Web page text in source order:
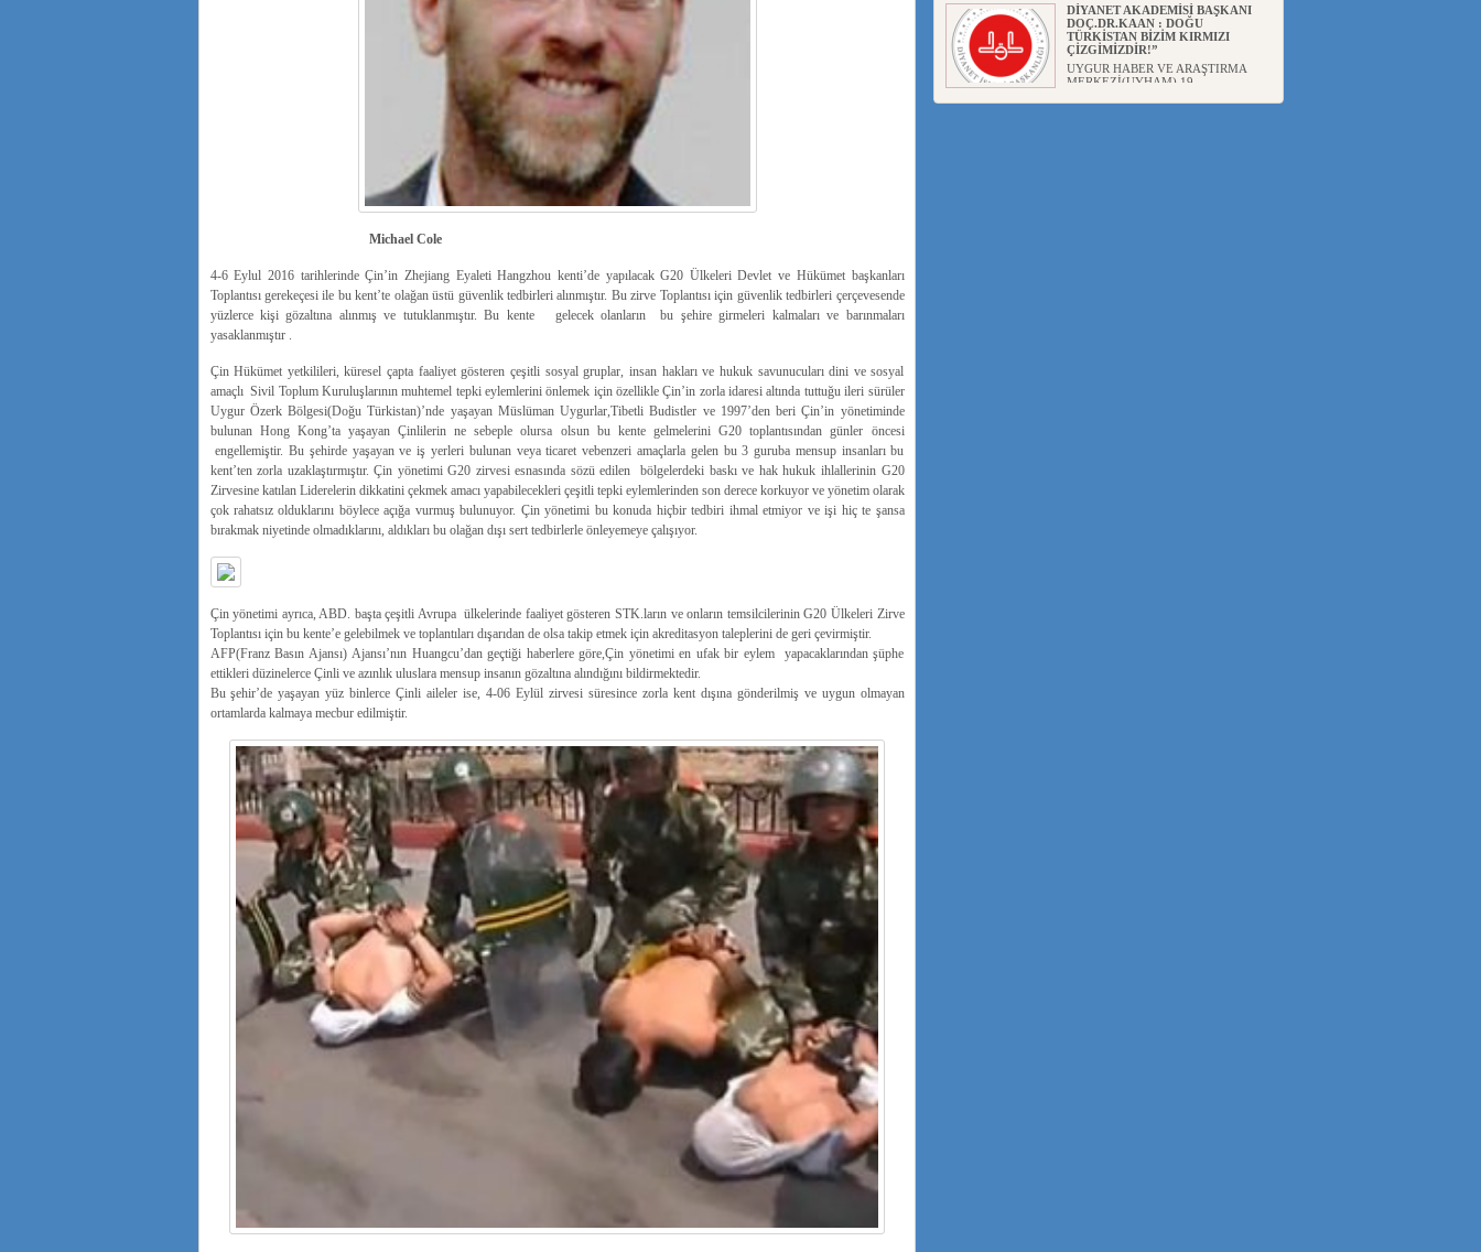
Michael Cole
4-6 Eylul 2016 tarihlerinde Çin’in Zhejiang Eyaleti Hangzhou kenti’de yapılacak G20 Ülkeleri Devlet ve Hükümet başkanları
Toplantısı gerekeçesi ile bu kent’te olağan üstü güvenlik tedbirleri alınmıştır. Bu zirve Toplantısı için güvenlik tedbirleri çerçevesende
yüzlerce kişi gözaltına alınmış ve tutuklanmıştır. Bu kente gelecek olanların bu şehire girmeleri kalmaları ve barınmaları
yasaklanmıştır .
Çin Hükümet yetkilileri, küresel çapta faaliyet gösteren çeşitli sosyal gruplar, insan hakları ve hukuk savunucuları dini ve sosyal
amaçlı Sivil Toplum Kuruluşlarının muhtemel tepki eylemlerini önlemek için özellikle Çin’in zorla idaresi altında tuttuğu ileri sürüler
Uygur Özerk Bölgesi(Doğu Türkistan)’nde yaşayan Müslüman Uygurlar,Tibetli Budistler ve 1997’den beri Çin’in yönetiminde
bulunan Hong Kong’ta yaşayan Çinlilerin ne sebeple olursa olsun bu kente gelmelerini G20 toplantısından günler öncesi
engellemiştir. Bu şehirde yaşayan ve iş yerleri bulunan veya ticaret vebenzeri amaçlarla gelen bu 3 guruba mensup insanları bu
kent’ten zorla uzaklaştırmıştır. Çin yönetimi G20 zirvesi esnasında sözü edilen bölgelerdeki baskı ve hak hukuk ihlallerinin G20
Zirvesine katılan Liderelerin dikkatini çekmek amacı yapabilecekleri çeşitli tepki eylemlerinden son derece korkuyor ve yönetim olarak
çok rahatsız olduklarını böylece açığa vurmuş bulunuyor. Çin yönetimi bu konuda hiçbir tedbiri ihmal etmiyor ve işi hiç te şansa
bırakmak niyetinde olmadıklarını, aldıkları bu olağan dışı sert tedbirlerle önleyemeye çalışıyor.
Çin yönetimi ayrıca, ABD. başta çeşitli Avrupa ülkelerinde faaliyet gösteren STK.ların ve onların temsilcilerinin G20 Ülkeleri Zirve
Toplantısı için bu kente’e gelebilmek ve toplantıları dışarıdan de olsa takip etmek için akreditasyon taleplerini de geri çevirmiştir.
AFP(Franz Basın Ajansı) Ajansı’nın Huangcu’dan geçtiği haberlere göre,Çin yönetimi en ufak bir eylem yapacaklarından şüphe
ettikleri düzinelerce Çinli ve azınlık uluslara mensup insanın gözaltına alındığını bildirmektedir.
Bu şehir’de yaşayan yüz binlerce Çinli aileler ise, 4-06 Eylül zirvesi süresince zorla kent dışına gönderilmiş ve uygun olmayan
ortamlarda kalmaya mecbur edilmiştir.
DİYANET AKADEMİSİ BAŞKANI
DOÇ.DR.KAAN : DOĞU
TÜRKİSTAN BİZİM KIRMIZI
ÇİZGİMİZDİR!”
UYGUR HABER VE ARAŞTIRMA
MERKEZİ(UYHAM) 19...
150 YILDIR KAYNAYAN YARAMIZ